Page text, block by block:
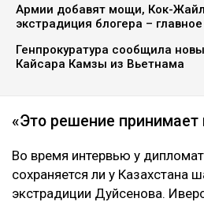
Армии добавят мощи, Кок-
экстрадиция блогера – главное
Генпрокуратура сообщила
Кайсара Камзы из Вьетнама
«Это решение
Во время интервью у
сохраняется ли у Казахстана
экстрадиции Дуйсенова.